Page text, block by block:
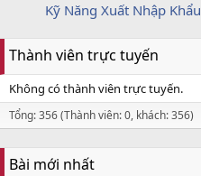
Kỹ Năng Xuất Nhập Khẩu
Thành viên trực tuyến
Không có thành viên trực tuyến.
Tổng: 356 (Thành viên: 0, khách: 356)
Bài mới nhất